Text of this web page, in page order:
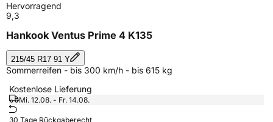
Hervorragend
9,3
Hankook Ventus Prime 4 K135
215/45 R17 91 Y
Sommerreifen - bis 300 km/h - bis 615 kg
Kostenlose Lieferung
Mi. 12.08. - Fr. 14.08.
30 Tage Rückgaberecht